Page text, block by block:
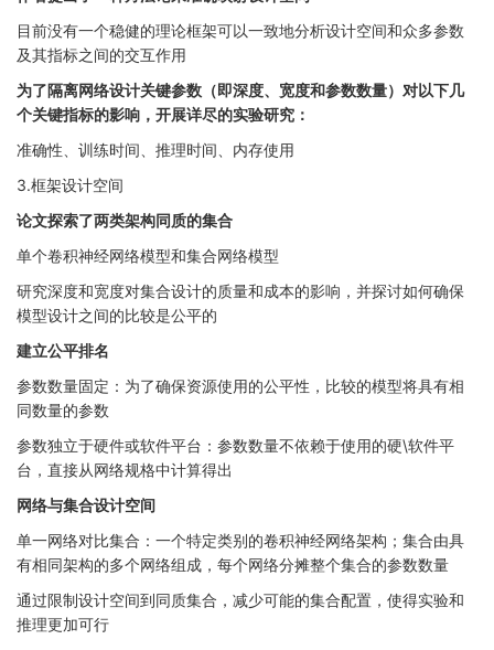
目前没有一个稳健的理论框架可以一致地分析设计空间和众多参数
及其指标之间的交互作用
为了隔离网络设计关键参数（即深度、宽度和参数数量）对以下几
个关键指标的影响，开展详尽的实验研究：
准确性、训练时间、推理时间、内存使用
3.框架设计空间
论文探索了两类架构同质的集合
单个卷积神经网络模型和集合网络模型
研究深度和宽度对集合设计的质量和成本的影响，并探讨如何确保
模型设计之间的比较是公平的
建立公平排名
参数数量固定：为了确保资源使用的公平性，比较的模型将具有相
同数量的参数
参数独立于硬件或软件平台：参数数量不依赖于使用的硬\软件平
台，直接从网络规格中计算得出
网络与集合设计空间
单一网络对比集合：一个特定类别的卷积神经网络架构；集合由具
有相同架构的多个网络组成，每个网络分摊整个集合的参数数量
通过限制设计空间到同质集合，减少可能的集合配置，使得实验和
推理更加可行